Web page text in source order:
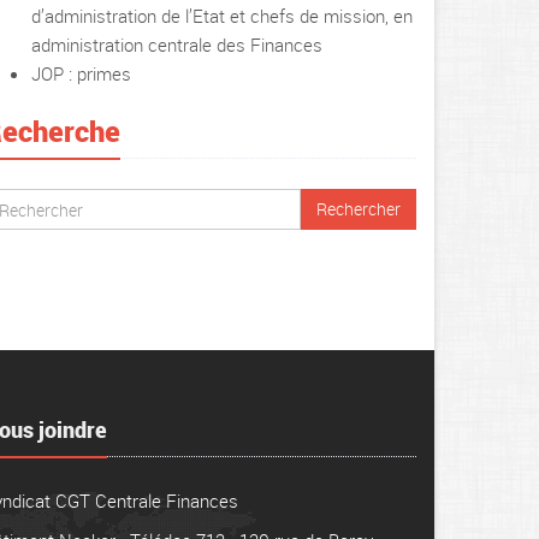
d’administration de l’Etat et chefs de mission, en
administration centrale des Finances
JOP : primes
joindre
CGT Centrale Finances